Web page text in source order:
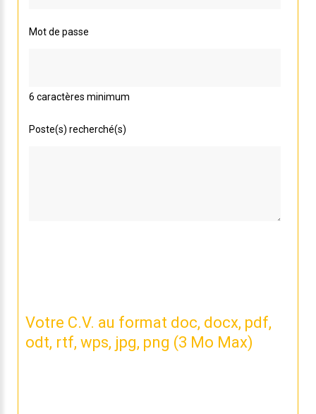
Mot de passe
6 caractères minimum
Poste(s) recherché(s)
Votre C.V. au format doc, docx, pdf,
odt, rtf, wps, jpg, png (3 Mo Max)